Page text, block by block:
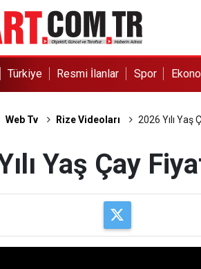
Türkiye Resmi İlanlar Spor
Web Tv Rize Videoları 2026 Yılı Yaş
Yaş Çay